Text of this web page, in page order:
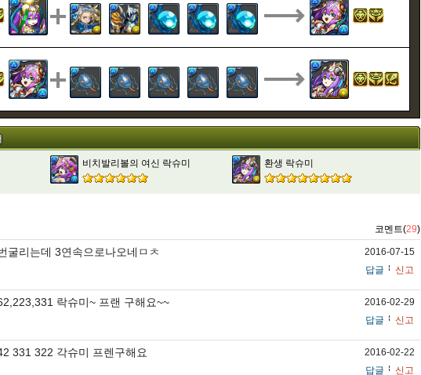
비치발리볼의 여신 락슈미 환생 락슈미
코멘트(29)
굴리는데 3연속으로나오네ㅁㅊ
2016-07-15
답글
신고
락슈미~ 프랜 구해요~~
2016-02-29
답글
신고
331 322 각슈미 프렌구해요
2016-02-22
답글
신고